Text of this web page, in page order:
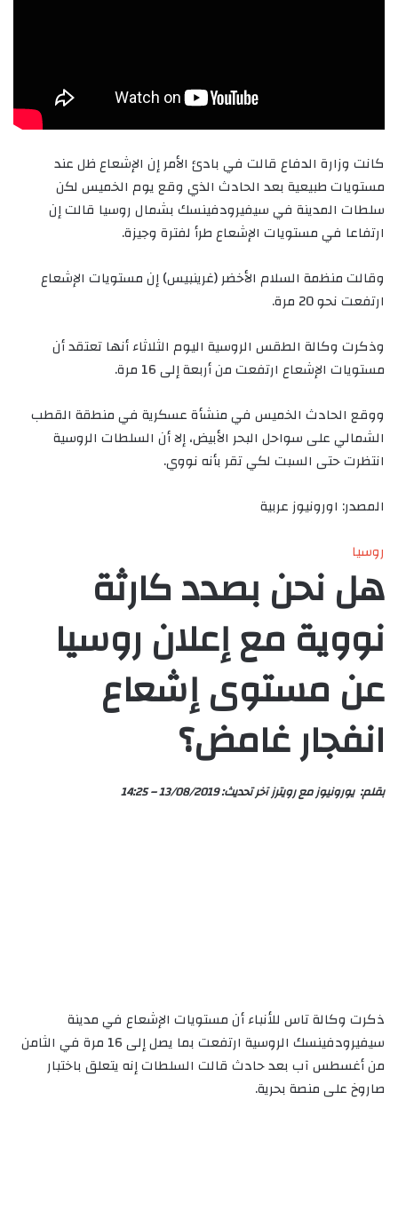
كانت وزارة الدفاع قالت في بادئ الأمر إن الإشعاع ظل عند
مستويات طبيعية بعد الحادث الذي وقع يوم الخميس لكن
سلطات المدينة في سيفيرودفينسك بشمال روسيا قالت إن
ارتفاعا في مستويات الإشعاع طرأ لفترة وجيزة.
وقالت منظمة السلام الأخضر (غرينبيس) إن مستويات الإشعاع
ارتفعت نحو 20 مرة.
وذكرت وكالة الطقس الروسية اليوم الثلاثاء أنها تعتقد أن
مستويات الإشعاع ارتفعت من أربعة إلى 16 مرة.
ووقع الحادث الخميس في منشأة عسكرية في منطقة القطب
الشمالي على سواحل البحر الأبيض، إلا أن السلطات الروسية
انتظرت حتى السبت لكي تقر بأنه نووي.
المصدر: اورونيوز عربية
روسيا
هل نحن بصدد كارثة
نووية مع إعلان روسيا
عن مستوى إشعاع
انفجار غامض؟
بقلم:يورونيوزمعرويترزآخر تحديث:13/08/2019 – 14:25
ذكرت وكالة تاس للأنباء أن مستويات الإشعاع في مدينة
سيفيرودفينسك الروسية ارتفعت بما يصل إلى 16 مرة في الثامن
من أغسطس آب بعد حادث قالت السلطات إنه يتعلق باختبار
صاروخ على منصة بحرية.